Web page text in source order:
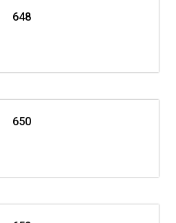
648
650